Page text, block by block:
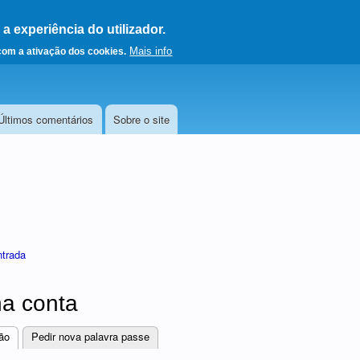
experiência do utilizador.
a ativação dos cookies. Mais info
página principal
comentários Sobre o site
conta
(separador ativo)
Pedir nova palavra passe